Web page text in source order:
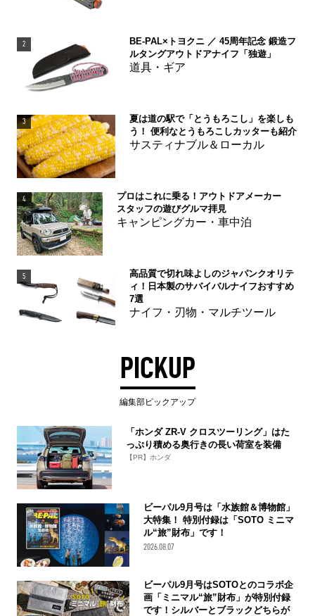
2
BE-PAL×トヨクニ ／ 45周年記念 鍛造フ
ルタングアウトドアナイフ「独遊」
道具・ギア
3
夏は道の駅で「とうもろこし」を楽しも
う！ 便利なとうもろこしカッターも紹介
サスティナブル＆ローカル
4
プロはこれに乗る！アウトドアメーカー
スタッフの遊びグルマ拝見
キャンピングカー・車中泊
5
高品質で切れ味よしのジャパンクオリテ
ィ！日本製のサバイバルナイフおすすめ
7選
ナイフ・刃物・マルチツール
PICKUP
編集部ピックアップ
「ホンダ ZR-V クロスツーリング」はた
っぷり積める奥行きの長い荷室を装備
【PR】ホンダ
ビーパル9月号は「水族館＆博物館」
大特集！ 特別付録は「SOTO ミニマ
ル“旅”財布」です！
2026.08.07
ビーパル9月号はSOTOとのコラボ企
画「ミニマル“旅”財布」が特別付録
です！シルバーとブラックどちらが